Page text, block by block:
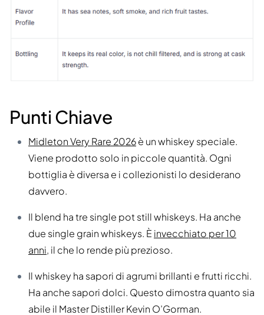
Punti Chiave
Midleton Very Rare 2026è un whiskey speciale.
Viene prodotto solo in piccole quantità. Ogni
bottiglia è diversa e i collezionisti lo desiderano
davvero.
Il blend ha tre single pot still whiskeys. Ha anche
due single grain whiskeys. È invecchiato per 10
anni, il che lo rende più prezioso.
Il whiskey ha sapori di agrumi brillanti e frutti ricchi.
Ha anche sapori dolci. Questo dimostra quanto sia
abile il Master Distiller Kevin O’Gorman.